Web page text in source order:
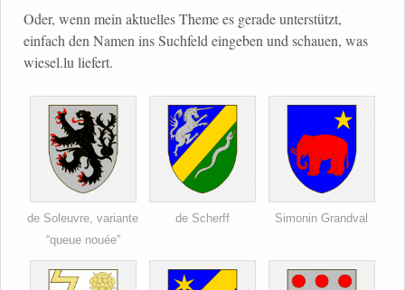
Oder, wenn mein aktuelles Theme es gerade unterstützt,
einfach den Namen ins Suchfeld eingeben und schauen, was
wiesel.lu liefert.
de Soleuvre, variante
“queue nouée”
de Scherff Simonin Grandval